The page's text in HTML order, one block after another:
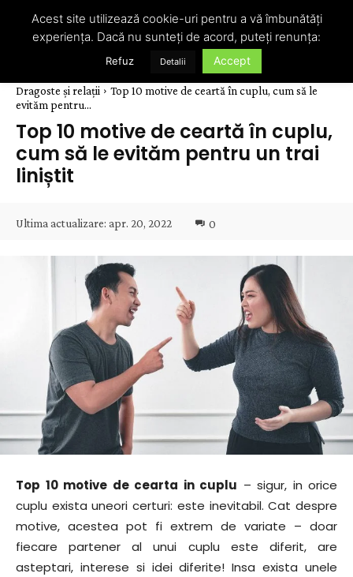
Dragoste și relații
Top 10 motive de ceartă în cuplu, cum să le
evităm pentru...
Top 10 motive de ceartă în cuplu,
cum să le evităm pentru un trai
liniștit
Ultima actualizare: apr. 20, 2022 0
Top 10 motive de cearta in cuplu – sigur, in orice
cuplu exista uneori certuri: este inevitabil. Cat despre
motive, acestea pot fi extrem de variate – doar
fiecare partener al unui cuplu este diferit, are
asteptari, interese si idei diferite! Insa exista unele
Acest site utilizează cookie-uri pentru a vă îmbunătăți
experiența. Dacă nu sunteți de acord, puteți renunța:
Refuz Detalii Accept